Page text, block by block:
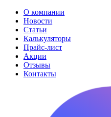
О компании
Новости
Статьи
Калькуляторы
Прайс-лист
Акции
Отзывы
Контакты